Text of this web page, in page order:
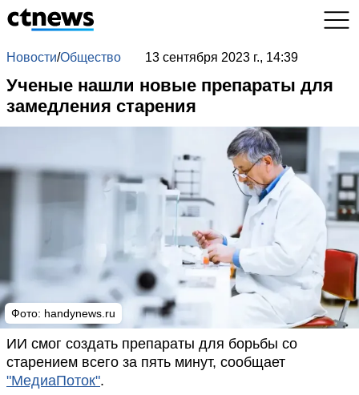
Новости/Общество 13 сентября 2023 г., 14:39
Ученые нашли новые препараты для
замедления старения
Фото: handynews.ru
ИИ смог создать препараты для борьбы со
старением всего за пять минут, сообщает
"МедиаПоток".